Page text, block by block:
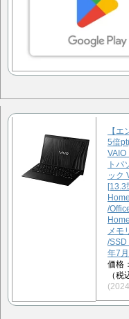
【
5倍
VAIO
トパ
ック
[13.3
/
メモ
/SSD
年7
価格
（